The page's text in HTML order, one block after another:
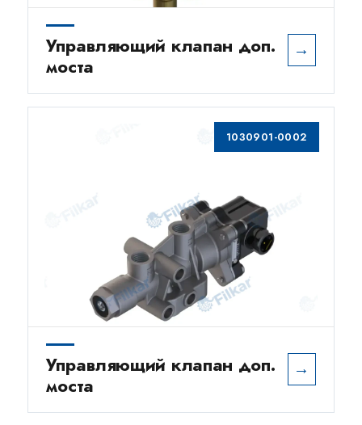
Управляющий клапан доп.
моста
→
1030901-0002
Управляющий клапан доп.
моста
→